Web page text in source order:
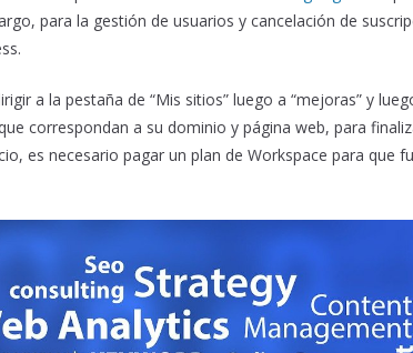
para la gestión de usuarios y cancelación de
a la pestaña de “Mis sitios” luego a “mejoras” y
correspondan a su dominio y página web, para
es necesario pagar un plan de Workspace para que